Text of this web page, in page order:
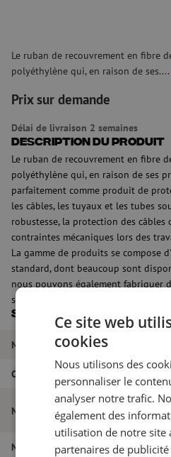
Le ruban de recouvrement en fibre
polyéthylène qui, en raison de ses....
Prix sur demande
Délai de livraison 2 semaines
Description du produit
Le ruban de recouvrement en fibre
polyéthylène qui, en raison de ses
parfaitement comme produit de
les câbles, les tuyaux et les tubes
robustesse, la protection des
contraintes mécaniques lors des
La gamme de produits se compose
standard, dont beaucoup sont
nous pouvons également fabriquer
selon vos propres spécifications
Spécifications
Marque
Couleur Orange
Nom de l'article
Bande
Numéro d'article
Ce site web
cookies
Nous utilisons des
personnaliser le
analyser notre trafic.
également des
utilisation de notre site
partenaires de